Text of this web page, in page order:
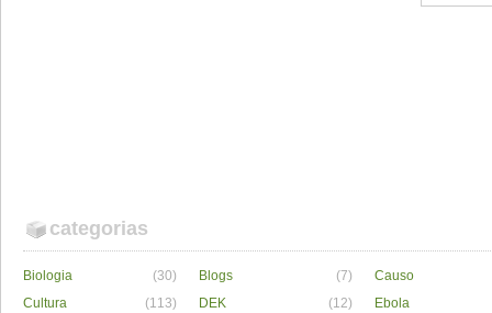
categorias
Biologia (30) Blogs (7)
Causo
Cultura
(113) DEK (12)
Ebola